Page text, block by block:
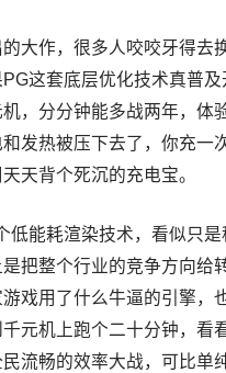
大作，很多人咬咬牙得去
这套底层优化技术真普
，分分钟能多战两年，体
发热被压下去了，你充一
天背个死沉的充电宝。
低能耗渲染技术，看似只
把整个行业的竞争方向给
戏用了什么牛逼的引擎，
元机上跑个二十分钟，看
流畅的效率大战，可比单